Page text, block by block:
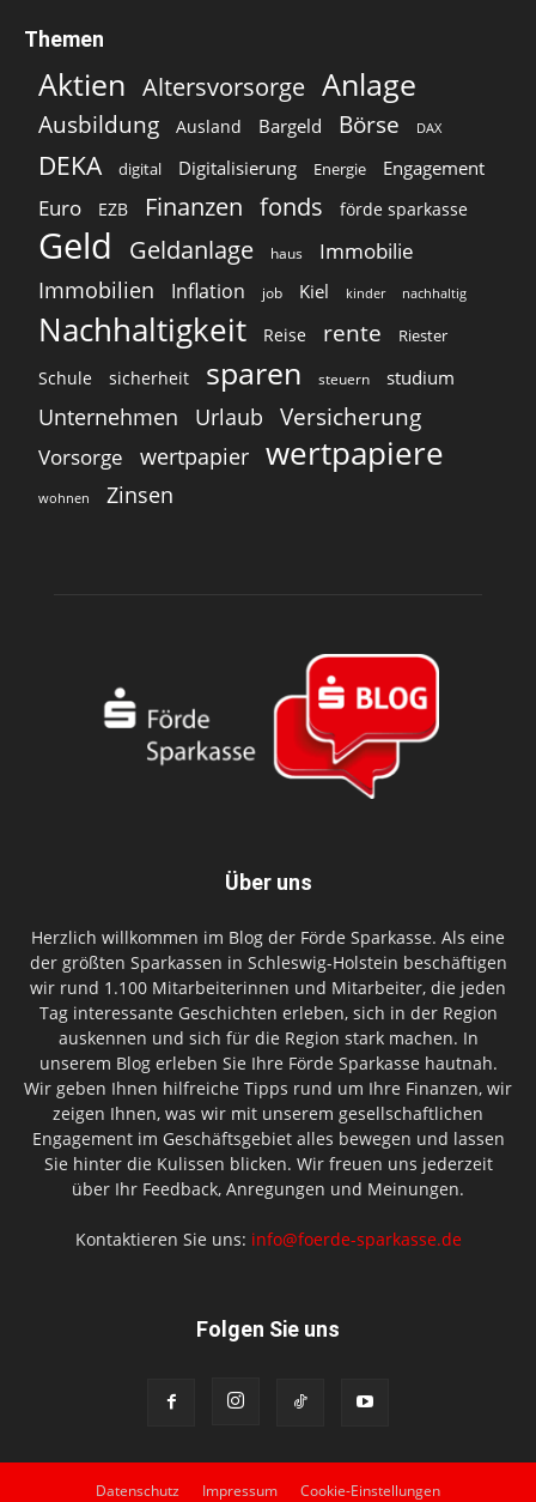
Themen
Aktien Altersvorsorge Anlage
Ausbildung Ausland Bargeld Börse DAX
DEKA digital Digitalisierung Energie Engagement
Euro EZB Finanzen fonds förde sparkasse
Geld Geldanlage haus Immobilie
Immobilien Inflation job Kiel kinder nachhaltig
Nachhaltigkeit Reise rente Riester
Schule sicherheit sparen steuern studium
Unternehmen Urlaub Versicherung
Vorsorge wertpapier wertpapiere
wohnen Zinsen
Über uns
Herzlich willkommen im Blog der Förde Sparkasse. Als eine
der größten Sparkassen in Schleswig-Holstein beschäftigen
wir rund 1.100 Mitarbeiterinnen und Mitarbeiter, die jeden
Tag interessante Geschichten erleben, sich in der Region
auskennen und sich für die Region stark machen. In
unserem Blog erleben Sie Ihre Förde Sparkasse hautnah.
Wir geben Ihnen hilfreiche Tipps rund um Ihre Finanzen, wir
zeigen Ihnen, was wir mit unserem gesellschaftlichen
Engagement im Geschäftsgebiet alles bewegen und lassen
Sie hinter die Kulissen blicken. Wir freuen uns jederzeit
über Ihr Feedback, Anregungen und Meinungen.
Kontaktieren Sie uns: info@foerde-sparkasse.de
Folgen Sie uns
Datenschutz Impressum Cookie-Einstellungen